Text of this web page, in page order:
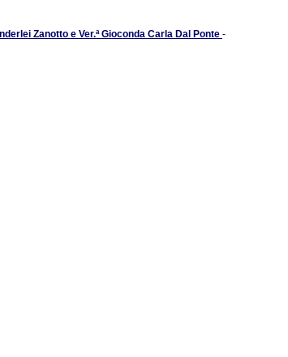
Zanotto e Ver.ª Gioconda Carla Dal Ponte -